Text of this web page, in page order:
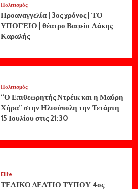
Πολιτισμός
Προαναγγελία | 3ος χρόνος | ΤΟ
ΥΠΟΓΕΙΟ | θέατρο Βαφείο Λάκης
Καραλής
Πολιτισμός
“Ο Επιθεωρητής Ντρέικ και η Μαύρη
Χήρα” στην Ηλιούπολη την Τετάρτη
15 Ιουλίου στις 21:30
Elife
ΤΕΛΙΚΟ ΔΕΛΤΙΟ ΤΥΠΟΥ 4ος